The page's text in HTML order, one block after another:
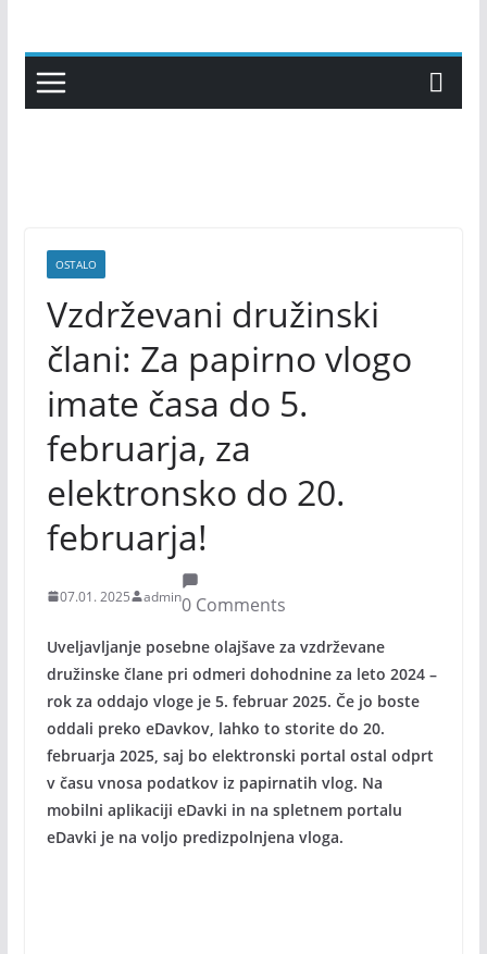
content
OSTALO
Vzdrževani družinski
člani: Za papirno vlogo
imate časa do 5.
februarja, za
elektronsko do 20.
februarja!
07.01. 2025 admin0 Comments
Uveljavljanje posebne olajšave za vzdrževane
družinske člane pri odmeri dohodnine za leto 2024 –
rok za oddajo vloge je 5. februar 2025. Če jo boste
oddali preko eDavkov, lahko to storite do 20.
februarja 2025, saj bo elektronski portal ostal odprt
v času vnosa podatkov iz papirnatih vlog. Na
mobilni aplikaciji eDavki in na spletnem portalu
eDavki je na voljo predizpolnjena vloga.